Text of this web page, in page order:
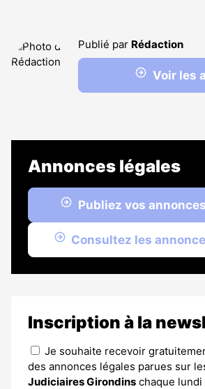
Publié par Rédaction
Voir les
Annonces légales
Publiez vos
Consultez les
Inscription à la
Je souhaite recevoir
des annonces légales parues sur
Judiciaires Girondins chaque lundi